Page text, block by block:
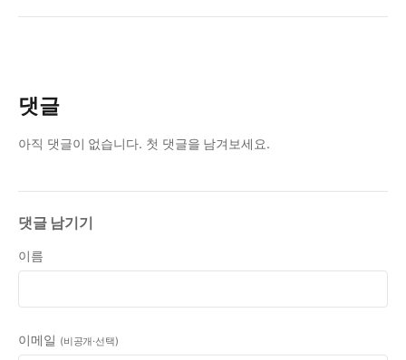
댓글
아직 댓글이 없습니다. 첫 댓글을 남겨보세요.
댓글 남기기
이름
이메일 (비공개·선택)